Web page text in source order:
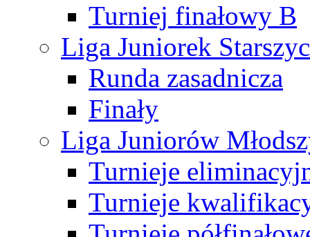
Turniej finałowy B
Liga Juniorek
Runda zasadnicza
Finały
Liga Juniorów
Turnieje
Turnieje